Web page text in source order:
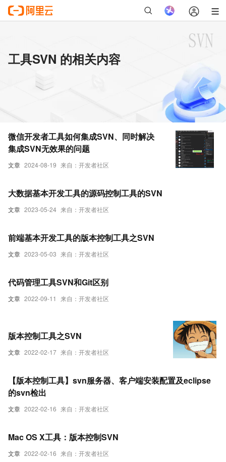
工具SVN 的相关内容
文章 2024-08-19 来自：开发者社区
微信开发者工具如何集成SVN、同时解决
集成SVN无效果的问题
文章 2023-05-24 来自：开发者社区
大数据基本开发工具的源码控制工具的SVN
文章 2023-05-03 来自：开发者社区
前端基本开发工具的版本控制工具之SVN
文章 2022-09-11 来自：开发者社区
代码管理工具SVN和Git区别
文章 2022-02-17 来自：开发者社区
版本控制工具之SVN
文章 2022-02-16 来自：开发者社区
【版本控制工具】svn服务器、客户端安装配置及eclipse
的svn检出
文章 2022-02-16 来自：开发者社区
Mac OS X工具：版本控制SVN